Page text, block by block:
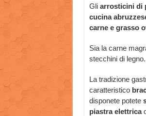
Gli arrosticini di
cucina
carne e grasso
Sia la carne
stecchini di legno.
La tradizione
caratteristico
disponete potete
piastra elettrica